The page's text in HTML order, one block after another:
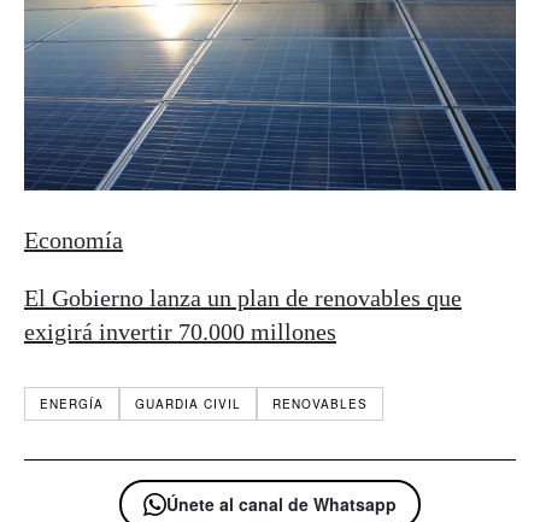
Economía
El Gobierno lanza un plan de renovables que
exigirá invertir 70.000 millones
ENERGÍA GUARDIA CIVIL RENOVABLES
Únete al canal de Whatsapp